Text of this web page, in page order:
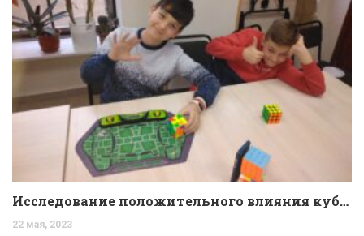
Исследование положительного влияния кубика Рубика на когнитивные способности детей.
22 мая, 2023